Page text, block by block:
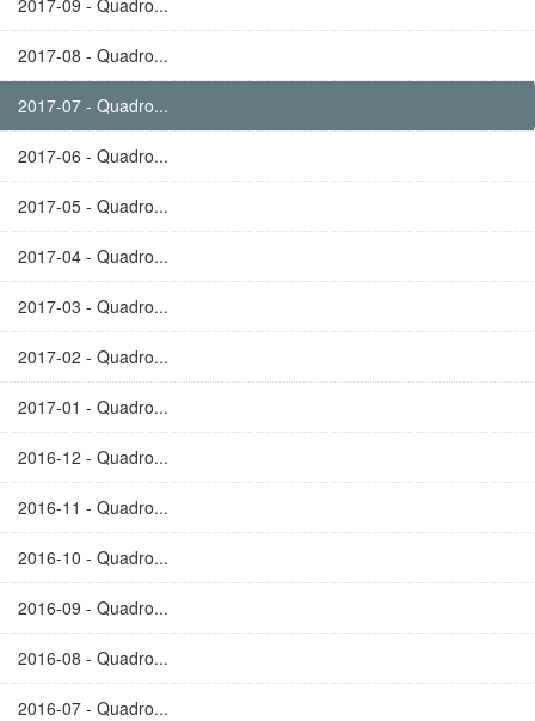
2017-09 - Quadro...
2017-08 - Quadro...
2017-07 - Quadro...
2017-06 - Quadro...
2017-05 - Quadro...
2017-04 - Quadro...
2017-03 - Quadro...
2017-02 - Quadro...
2017-01 - Quadro...
2016-12 - Quadro...
2016-11 - Quadro...
2016-10 - Quadro...
2016-09 - Quadro...
2016-08 - Quadro...
2016-07 - Quadro...